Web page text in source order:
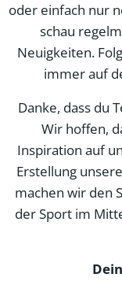
oder einfach nur
schau
Neuigkeiten.
immer auf
Danke, dass du
Wir hoffen,
Inspiration auf
Erstellung
machen wir den
der Sport im